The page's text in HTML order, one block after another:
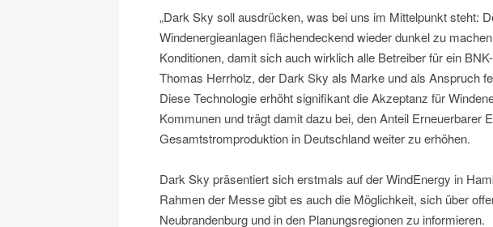
„Dark Sky soll ausdrücken, was bei uns im Mittelpunkt steht:
Windenergieanlagen flächendeckend wieder dunkel zu
Konditionen, damit sich auch wirklich alle Betreiber für ein
Thomas Herrholz, der Dark Sky als Marke und als Anspruch
Diese Technologie erhöht signifikant die Akzeptanz für
Kommunen und trägt damit dazu bei, den Anteil Erneuerbarer
Gesamtstromproduktion in Deutschland weiter zu erhöhen.
Dark Sky präsentiert sich erstmals auf der WindEnergy in
Rahmen der Messe gibt es auch die Möglichkeit, sich über
Neubrandenburg und in den Planungsregionen zu informieren.